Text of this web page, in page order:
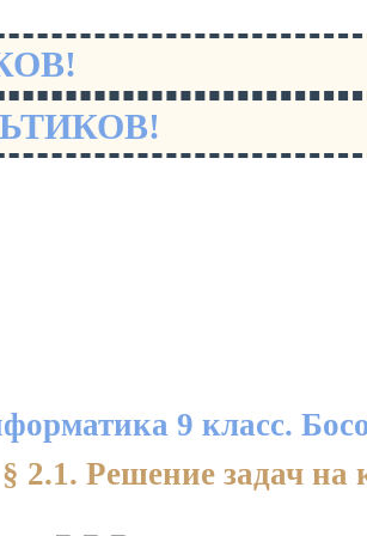
9 класс.
§ 2.1. Решение задач на